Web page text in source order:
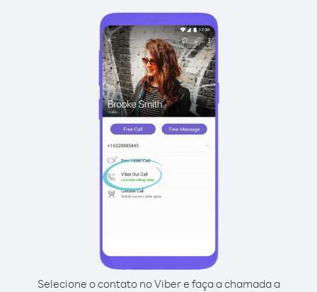
Selecione o contato no Viber e faça a chamada a